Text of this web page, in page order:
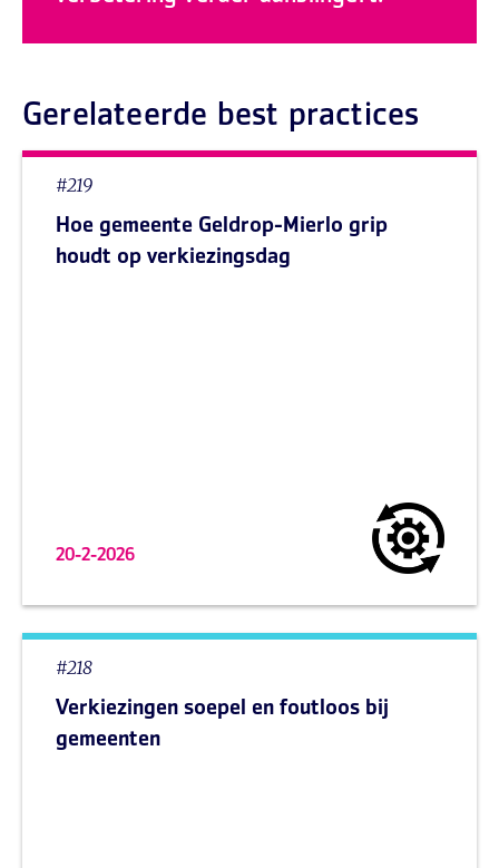
Gerelateerde best practices
#219
Hoe gemeente Geldrop-Mierlo grip
houdt op verkiezingsdag
20-2-2026
#218
Verkiezingen soepel en foutloos bij
gemeenten